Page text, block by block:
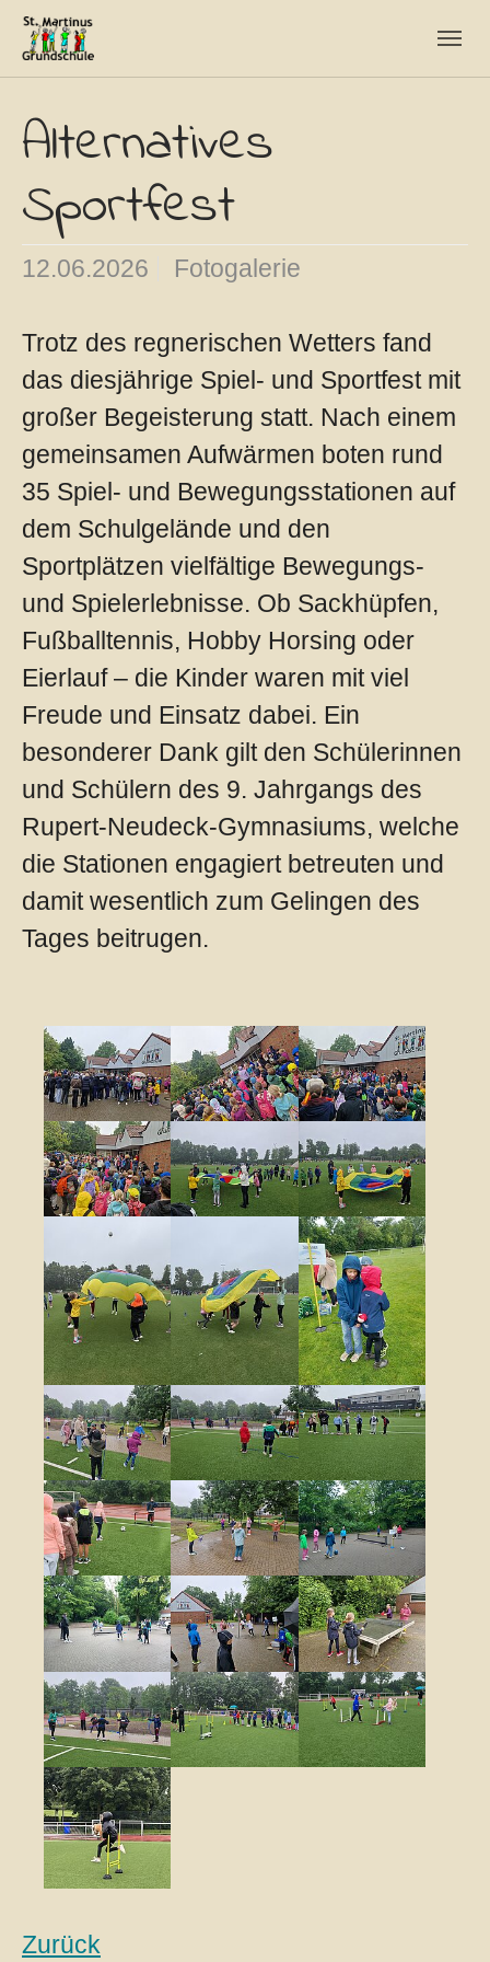
Skip to main navigation
Skip to main content
Skip to page footer
Alternatives
Sportfest
12.06.2026 Fotogalerie
Show larger versionShow larger version
Show larger
Show larger versionShow larger version
Show larger
Show larger versionShow larger version
Show larger
Show larger versionShow larger version
Show larger
Show larger versionShow larger version
Show larger
Show larger versionShow larger version
Show larger
Show larger versionShow larger version
Show larger
Show larger version
Trotz des regnerischen Wetters fand
das diesjährige Spiel- und Sportfest mit
großer Begeisterung statt. Nach einem
gemeinsamen Aufwärmen boten rund
35 Spiel- und Bewegungsstationen auf
dem Schulgelände und den
Sportplätzen vielfältige Bewegungs-
und Spielerlebnisse. Ob Sackhüpfen,
Fußballtennis, Hobby Horsing oder
Eierlauf – die Kinder waren mit viel
Freude und Einsatz dabei. Ein
besonderer Dank gilt den Schülerinnen
und Schülern des 9. Jahrgangs des
Rupert-Neudeck-Gymnasiums, welche
die Stationen engagiert betreuten und
damit wesentlich zum Gelingen des
Tages beitrugen.
Zurück